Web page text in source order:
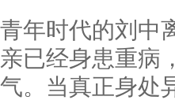
青年时代的刘中
亲已经身患重病
气。当真正身处